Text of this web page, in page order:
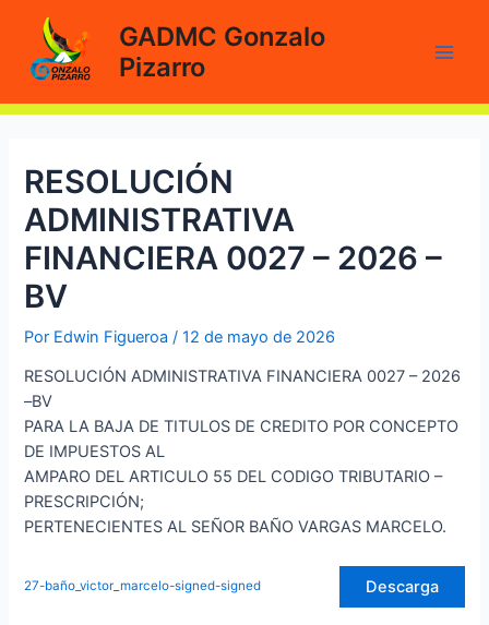
contenido
GADMC Gonzalo
Pizarro
RESOLUCIÓN
ADMINISTRATIVA
FINANCIERA 0027 – 2026 –
BV
Por Edwin Figueroa/12 de mayo de 2026
RESOLUCIÓN ADMINISTRATIVA FINANCIERA 0027 – 2026
–BV
PARA LA BAJA DE TITULOS DE CREDITO POR CONCEPTO
DE IMPUESTOS AL
AMPARO DEL ARTICULO 55 DEL CODIGO TRIBUTARIO –
PRESCRIPCIÓN;
PERTENECIENTES AL SEÑOR BAÑO VARGAS MARCELO.
27-baño_victor_marcelo-signed-signed Descarga